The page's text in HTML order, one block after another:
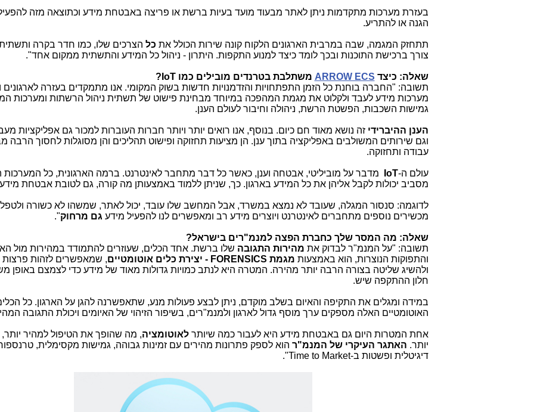
בעזרת מערכות מתקדמות ניתן לאתר מבעוד מועד בעיות ברשת או פריצה באבטחת מידע וכתוצאה מזה
הגנה או להתריע.
תתחזק המגמה, שבה במרבית הארגונים הלקוח קונה שירות הכולל את כל הצרכים שלו, כמו חדר בקרה
צורך ברכישת התוכנות ובכך לומד כיצד למנוע התקפות. היתרון - ניהול כל המידע והתשתית ממקום אחד".
שאלה: כיצד ARROW ECS משתלבת בטרנדים מובילים כמו IoT
?
תשובה: "החברה בוחנת כל הזמן התפתחויות והזדמנויות חדשות בשוק המקומי. אנו מתמקדים בעזרה לארגונים
מערכות מידע לעבד ולקלוט את מגמת המהפכה במיוחד מבחינת פישוט של תשתית ניהול הרשתות ומערכות
גמישות השכבות, הפשטת הרשת, ניהולה וחיבור לעולם הענן.
הענן ההיברידי זה נושא מאוד חם כיום. בנוסף, אנו רואים יותר ויותר חברות העוברות למכור גם אפליקציות
וגם שירותים המשולבים באפליקציה בתוך ענן. הן מציעות תחזוקה ופישוט תהליכים והן מסוגלות לחסוך הרבה
עבודה ותחזוקה.
עולם ה-IoT
מדבר על מוביליטי, אבטחה וענן, כאשר כל דבר מתחבר לאינטרנט. ברמה הארגונית, כל המערכות
מסביב יכולות לקבל אליהן את כל המידע בארגון. כך, שניתן ללמוד באמצעותן מה קורה, גם לטובת אבטחת
לדוגמה: סנסור המגלה, שעובד לא נמצא במשרד, אבל המחשב שלו עובד, יכול לאתר, שמשהו לא כשורה
מכשירים נוספים מתחברים לאינטרנט ויוצרים מידע רב ומאפשרים לנו להפעיל מידע גם מרחוק".
שאלה: מה המסר שלך כחברת הפצה למנמ"רים בישראל?
תשובה: "על המנמ"ר לבדוק את מהירות התגובה שלו ברשת. אחד הכלים, שעוזרים להתמודד במהירות מול
והתפוקות הנוצרות, הוא באמצעות מגמת FORENSICS - יצירת כלים אוטומטיים, שמאפשרים לזהות
ולהשיג שליטה בצורה הרבה יותר מהירה. המטרה היא לנתב כמויות גדולות מאוד של מידע כדי לצמצם באופן
חלון ההתקפה שיש.
במידה ומגלים את התקיפה והאיום בשלב מוקדם, ניתן לבצע פעולות מנע, שתאפשרנה להגן על הארגון. כל
האוטומטיים האלה מספקים ערך מוסף גדול לארגון ולמנמ"רים, בשיפור הזיהוי של האיומים ויכולת התגובה
אחת המטרות היום גם באבטחת מידע היא לעבור כמה שיותרלאוטומציה, מה שהופך את הטיפול למהיר יותר,
יותר. האתגר העיקרי של המנמ"ר הוא לספק פתרונות מהירים עם זמינות גבוהה, גמישות מקסימלית,
דיגיטלית ופשטות ב-Time to Market
".